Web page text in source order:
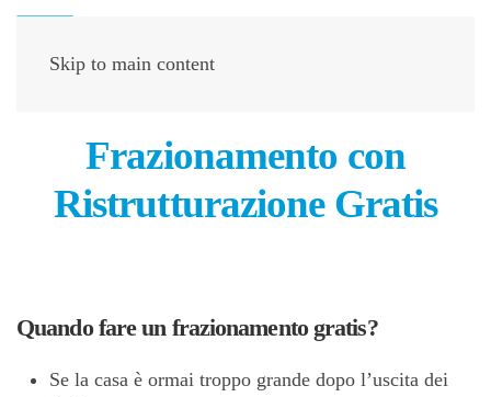
Skip to main content
Frazionamento con
Ristrutturazione Gratis
Quando fare un frazionamento gratis?
Se la casa è ormai troppo grande dopo l’uscita dei